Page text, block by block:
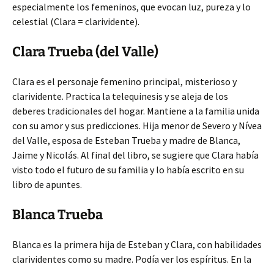
especialmente los femeninos, que evocan luz, pureza y lo
celestial (Clara = clarividente).
Clara Trueba (del Valle)
Clara es el personaje femenino principal, misterioso y
clarividente. Practica la telequinesis y se aleja de los
deberes tradicionales del hogar. Mantiene a la familia unida
con su amor y sus predicciones. Hija menor de Severo y Nívea
del Valle, esposa de Esteban Trueba y madre de Blanca,
Jaime y Nicolás. Al final del libro, se sugiere que Clara había
visto todo el futuro de su familia y lo había escrito en su
libro de apuntes.
Blanca Trueba
Blanca es la primera hija de Esteban y Clara, con habilidades
clarividentes como su madre. Podía ver los espíritus. En la